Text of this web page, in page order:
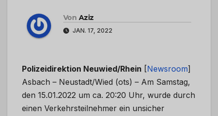
Von Aziz
JAN. 17, 2022
Polizeidirektion Neuwied/Rhein [Newsroom]
Asbach – Neustadt/Wied (ots) – Am Samstag,
den 15.01.2022 um ca. 20:20 Uhr, wurde durch
einen Verkehrsteilnehmer ein unsicher